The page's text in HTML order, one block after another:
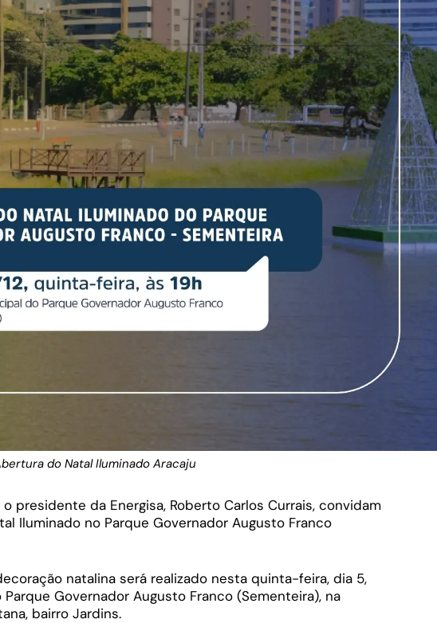
do Natal Iluminado Aracaju
presidente da Energisa, Roberto Carlos Currais, convidam
Iluminado no Parque Governador Augusto Franco
natalina será realizado nesta quinta-feira, dia 5,
Governador Augusto Franco (Sementeira), na
bairro Jardins.